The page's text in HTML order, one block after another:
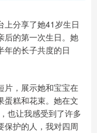
上分享了她41岁生日
后的第一次生日。她
年的长子共度的日
片，展示她和宝宝在
蛋糕和花束。她在文
也让我感受到了许多
保护的人，我对四周